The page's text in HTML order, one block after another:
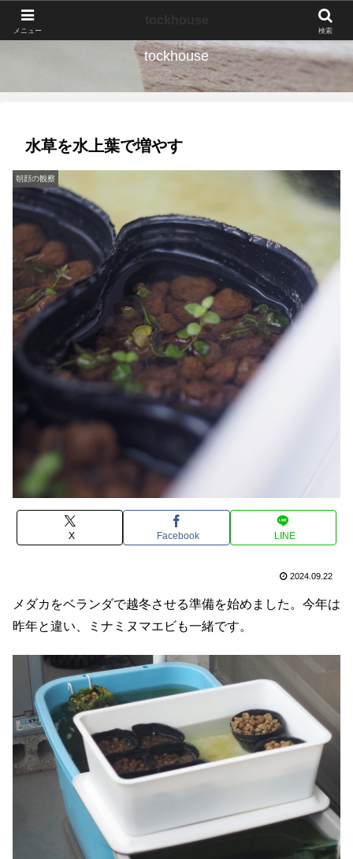
tockhouse
水草を水上葉で増やす
朝顔の観察
X Facebook LINE
2024.09.22
メダカをベランダで越冬させる準備を始めました。今年は
昨年と違い、ミナミヌマエビも一緒です。
メニュー 検索